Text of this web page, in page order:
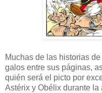
Muchas de las historias
galos entre sus páginas,
quién será el picto por
Astérix y Obélix durante